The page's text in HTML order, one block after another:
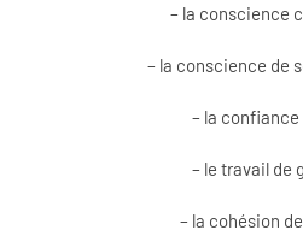
– la conscience
– la conscience de
– la confiance
– le travail de
– la cohésion